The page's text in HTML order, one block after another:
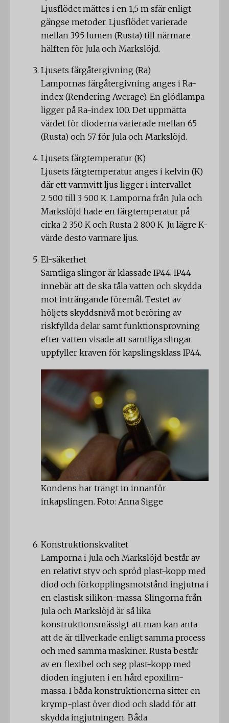
Ljusflödet mättes i en 1,5 m sfär enligt
gängse metoder. Ljusflödet varierade
mellan 395 lumen (Rusta) till närmare
hälften för Jula och Markslöjd.
Ljusets färgåtergivning (Ra)
Lampornas färgåtergivning anges i Ra-
index (Rendering Average). En glödlampa
ligger på Ra-index 100. Det uppmätta
värdet för dioderna varierade mellan 65
(Rusta) och 57 för Jula och Markslöjd.
Ljusets färgtemperatur (K)
Ljusets färgtemperatur anges i kelvin (K)
där ett varmvitt ljus ligger i intervallet
2 500 till 3 500 K. Lamporna från Jula och
Markslöjd hade en färgtemperatur på
cirka 2 350 K och Rusta 2 800 K. Ju lägre K-
värde desto varmare ljus.
El-säkerhet
Samtliga slingor är klassade IP44. IP44
innebär att de ska tåla vatten och skydda
mot inträngande föremål. Testet av
höljets skyddsnivå mot beröring av
riskfyllda delar samt funktionsprovning
efter vatten visade att samtliga slingar
uppfyller kraven för kapslingsklass IP44.
Kondens har trängt in innanför
inkapslingen. Foto: Anna Sigge
Konstruktionskvalitet
Lamporna i Jula och Markslöjd består av
en relativt styv och spröd plast-kopp med
diod och förkopplingsmotstånd ingjutna i
en elastisk silikon-massa. Slingorna från
Jula och Markslöjd är så lika
konstruktionsmässigt att man kan anta
att de är tillverkade enligt samma process
och med samma maskiner. Rusta består
av en flexibel och seg plast-kopp med
dioden ingjuten i en hård epoxilim-
massa. I båda konstruktionerna sitter en
krymp-plast över diod och sladd för att
skydda ingjutningen. Båda